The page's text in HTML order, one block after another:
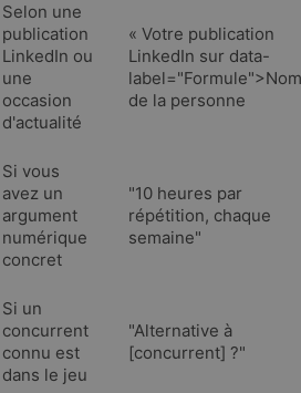
Selon une
publication
LinkedIn ou
une
occasion
d'actualité
« Votre publication
LinkedIn sur data-
label="Formule">Nom
de la personne
Si vous
avez un
argument
numérique
concret
"10 heures par
répétition, chaque
semaine"
Si un
concurrent
connu est
dans le jeu
"Alternative à
[concurrent] ?"